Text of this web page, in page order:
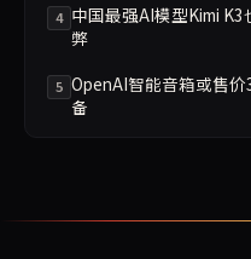
4 中国最强AI模型Kimi
弊
5 OpenAI智能音箱或售
备